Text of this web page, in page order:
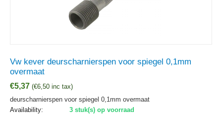
Vw kever deurscharnierspen voor spiegel 0,1mm
overmaat
€5,37 (€6,50 inc tax)
deurscharnierspen voor spiegel 0,1mm overmaat
Availability:
3 stuk(s) op voorraad